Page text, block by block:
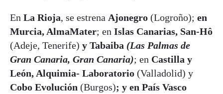
En La Rioja, se estrena Ajonegro (Logroño); en
Murcia, AlmaMater; en Islas Canarias, San-Hô
(Adeje, Tenerife) y Tabaiba (Las Palmas de
Gran Canaria, Gran Canaria); en Castilla y
León, Alquimia- Laboratorio (Valladolid) y
Cobo Evolución (Burgos); y en País Vasco